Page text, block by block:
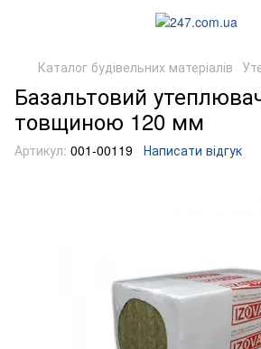
Каталог будівельних матеріалів
Базальтовий
товщиною 120 мм
Артикул: 001-00119 Написати відгук